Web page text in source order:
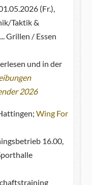
(Fr.),
Taktik &
Grillen / Essen
und in der
2026
Wing For
16.00,